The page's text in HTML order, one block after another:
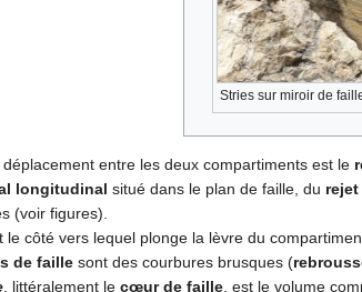
Stries sur miroir de
entre les deux compartiments est le
longitudinal situé dans le plan de faille, du
(voir figures).
le côté vers lequel plonge la lèvre du
de faille sont des courbures brusques (
, littéralement le cœur de faille, est le volume